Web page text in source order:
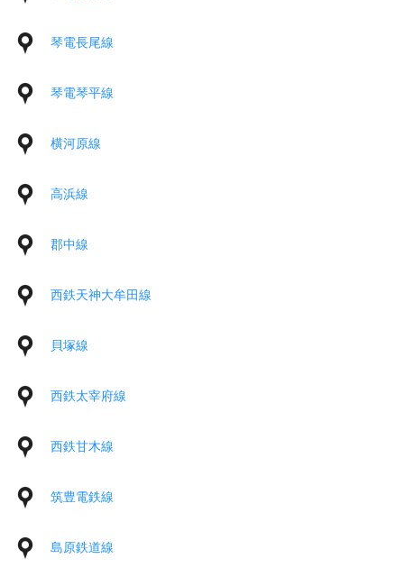
琴電長尾線
琴電琴平線
横河原線
高浜線
郡中線
西鉄天神大牟田線
貝塚線
西鉄太宰府線
西鉄甘木線
筑豊電鉄線
島原鉄道線